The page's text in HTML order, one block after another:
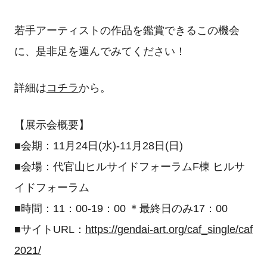
若手アーティストの作品を鑑賞できるこの機会
に、是非足を運んでみてください！
詳細はコチラから。
【展示会概要】
■会期：11月24日(水)-11月28日(日)
■会場：代官山ヒルサイドフォーラムF棟 ヒルサ
イドフォーラム
■時間：11：00-19：00 ＊最終日のみ17：00
■サイトURL： https://gendai-art.org/caf_single/caf
2021/